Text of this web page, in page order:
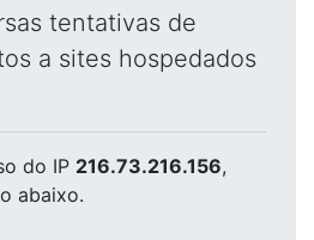
tentativas de
a sites hospedados
do IP 216.73.216.156,
abaixo.